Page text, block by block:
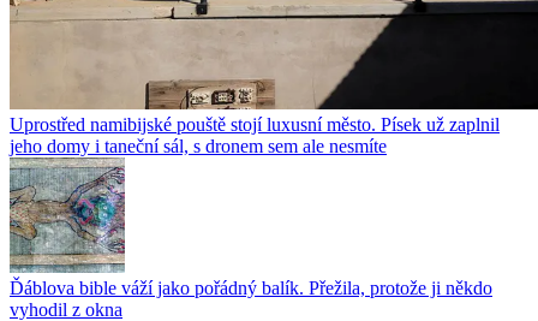
Uprostřed namibijské pouště stojí luxusní město. Písek už zaplnil
jeho domy i taneční sál, s dronem sem ale nesmíte
Ďáblova bible váží jako pořádný balík. Přežila, protože ji někdo
vyhodil z okna